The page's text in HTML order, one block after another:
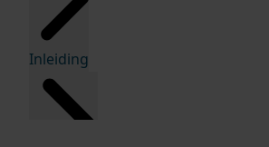
Inleiding